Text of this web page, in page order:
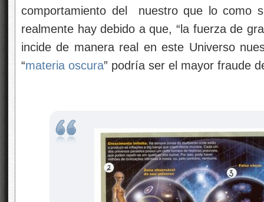
comportamiento del nuestro que lo como
realmente hay debido a que, “la fuerza de
incide de manera real en este Universo
“materia oscura” podría ser el mayor fraude